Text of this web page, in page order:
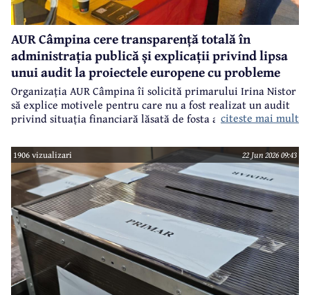
AUR Câmpina cere transparență totală în
administrația publică și explicații privind lipsa
unui audit la proiectele europene cu probleme
Organizația AUR Câmpina îi solicită primarului Irina Nistor
să explice motivele pentru care nu a fost realizat un audit
privind situația financiară lăsată de fosta administrație.
citeste mai mult
1906 vizualizari 22 Jun 2026 09:43